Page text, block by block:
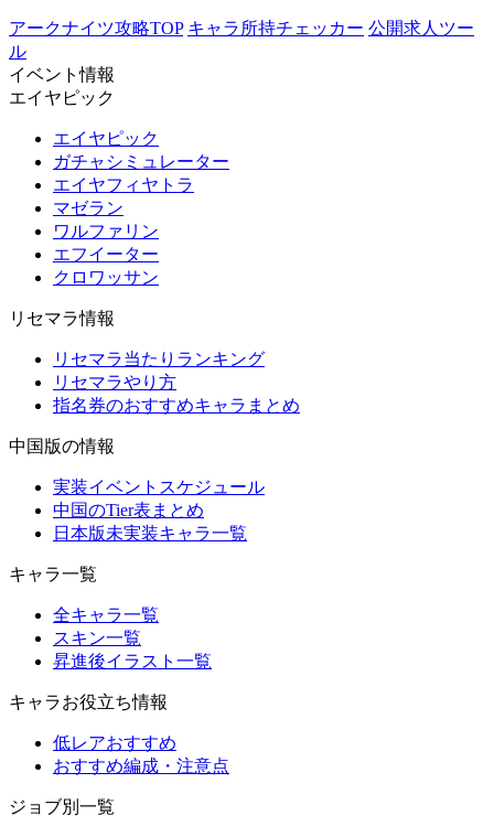
アークナイツ攻略TOP キャラ所持チェッカー 公開求人ツー
ル
イベント情報
エイヤピック
エイヤピック
ガチャシミュレーター
エイヤフィヤトラ
マゼラン
ワルファリン
エフイーター
クロワッサン
リセマラ情報
リセマラ当たりランキング
リセマラやり方
指名券のおすすめキャラまとめ
中国版の情報
実装イベントスケジュール
中国のTier表まとめ
日本版未実装キャラ一覧
キャラ一覧
全キャラ一覧
スキン一覧
昇進後イラスト一覧
キャラお役立ち情報
低レアおすすめ
おすすめ編成・注意点
ジョブ別一覧